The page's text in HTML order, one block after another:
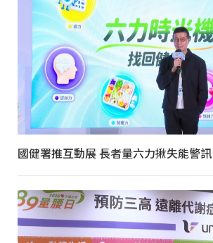
國健署推互動展 長者量六力揪失能警訊